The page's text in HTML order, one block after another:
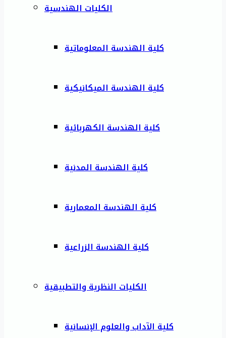
الكليات الهندسية
كلية الهندسة المعلوماتية
كلية الهندسة الميكانيكية
كلية الهندسة الكهربائية
كلية الهندسة المدنية
كلية الهندسة المعمارية
كلية الهندسة الزراعية
الكليات النظرية والتطبيقية
كلية الآداب والعلوم الإنسانية